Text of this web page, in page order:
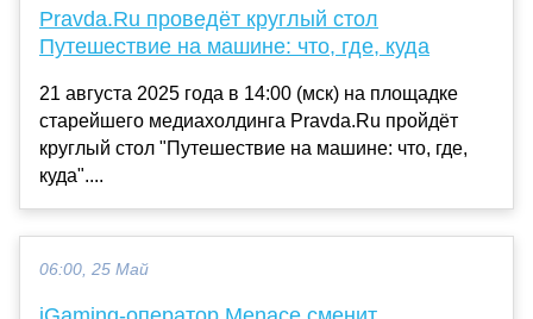
Pravda.Ru проведёт круглый стол
Путешествие на машине: что, где, куда
21 августа 2025 года в 14:00 (мск) на площадке
старейшего медиахолдинга Pravda.Ru пройдёт
круглый стол "Путешествие на машине: что, где,
куда"....
06:00, 25 Май